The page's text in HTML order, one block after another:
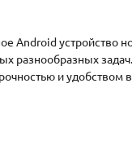
Android устройство
разнообразных
и удобством